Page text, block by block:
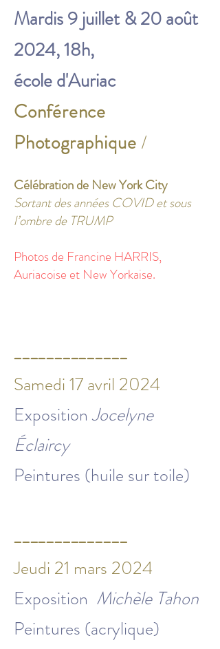
Mardis 9 juillet & 20 août
2024, 18h,
école d'Auriac
Conférence
Photographique /
Célébration de New York City
Sortant des années COVID et sous
l’ombre de TRUMP
Photos de Francine HARRIS,
Auriacoise et New Yorkaise.
______________
Samedi 17 avril 2024
Exposition Jocelyne
Éclaircy
Peintures (huile sur toile)
______________
Jeudi 21 mars 2024
Exposition Michèle Tahon
Peintures (acrylique)